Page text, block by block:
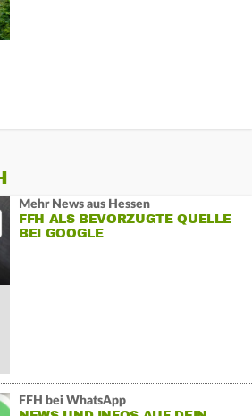
Mehr News aus Hessen
FFH ALS BEVORZUGTE QUELLE
BEI GOOGLE
FFH bei WhatsApp